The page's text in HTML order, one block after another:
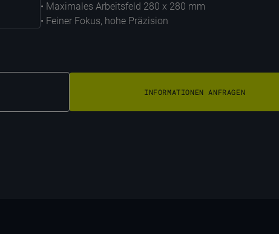
• Maximales Arbeitsfeld 280 x 280 mm
• Feiner Fokus, hohe Präzision
INFORMATIONEN ANFRAGEN